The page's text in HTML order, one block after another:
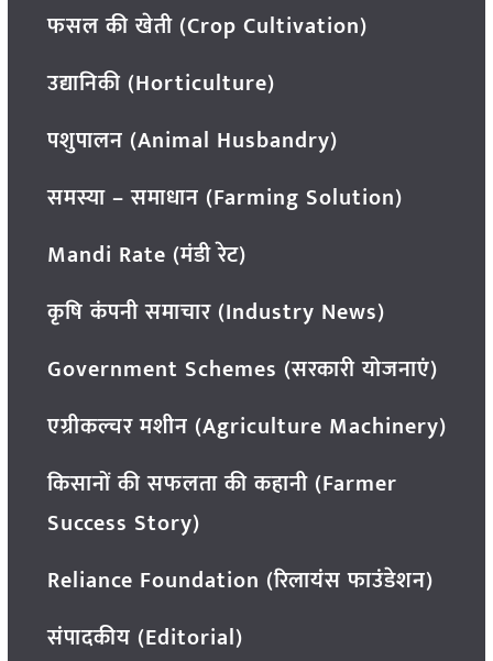
फसल की खेती (Crop Cultivation)
उद्यानिकी (Horticulture)
पशुपालन (Animal Husbandry)
समस्या – समाधान (Farming Solution)
Mandi Rate (मंडी रेट)
कृषि कंपनी समाचार (Industry News)
Government Schemes (सरकारी योजनाएं)
एग्रीकल्चर मशीन (Agriculture Machinery)
किसानों की सफलता की कहानी (Farmer
Success Story)
Reliance Foundation (रिलायंस फाउंडेशन)
संपादकीय (Editorial)